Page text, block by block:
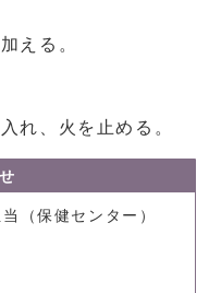
える。
れ、火を止める。
（保健センター）